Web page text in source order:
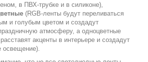
в ПВХ-трубке и в силиконе),
(RGB-ленты будут переливаться
и голубым цветом и создадут
атмосферу, а одноцветные
акценты в интерьере и создадут
освещение).